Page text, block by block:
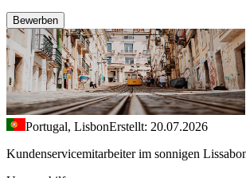
Bewerben
Portugal, LisbonErstellt: 20.07.2026
Kundenservicemitarbeiter im sonnigen